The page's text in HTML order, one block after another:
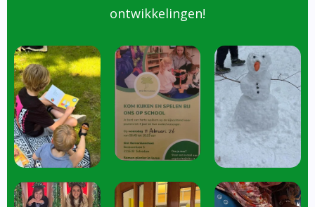
ontwikkelingen!